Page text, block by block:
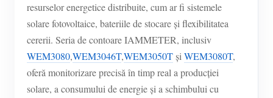
resurselor energetice distribuite, cum ar fi sistemele
solare fotovoltaice, bateriile de stocare și flexibilitatea
cererii. Seria de contoare IAMMETER, inclusiv
WEM3080,WEM3046T,WEM3050TșiWEM3080T,
oferă monitorizare precisă în timp real a producției
solare, a consumului de energie și a schimbului cu